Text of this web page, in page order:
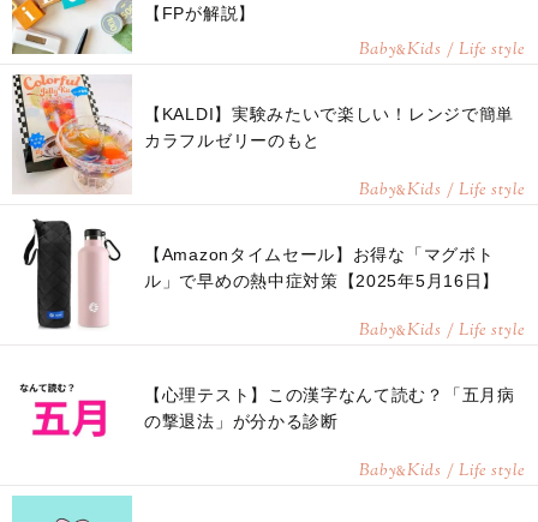
【FPが解説】
Baby&Kids / Life style
【KALDI】実験みたいで楽しい！レンジで簡単
カラフルゼリーのもと
Baby&Kids / Life style
【Amazonタイムセール】お得な「マグボト
ル」で早めの熱中症対策【2025年5月16日】
Baby&Kids / Life style
【心理テスト】この漢字なんて読む？「五月病
の撃退法」が分かる診断
Baby&Kids / Life style